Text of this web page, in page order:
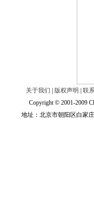
关于我们 版权声明
联
Copyright © 2001-2009
地址：北京市朝阳区白家